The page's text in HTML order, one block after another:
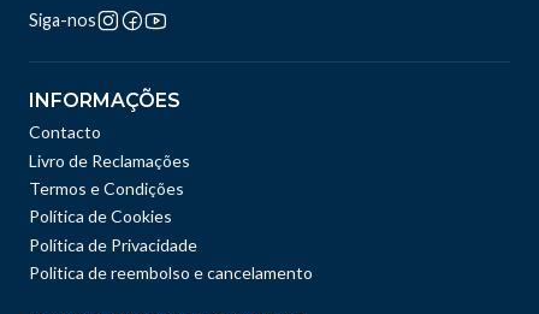
Siga-nos
INFORMAÇÕES
Contacto
Livro de Reclamações
Termos e Condições
Política de Cookies
Política de Privacidade
Politica de reembolso e cancelamento